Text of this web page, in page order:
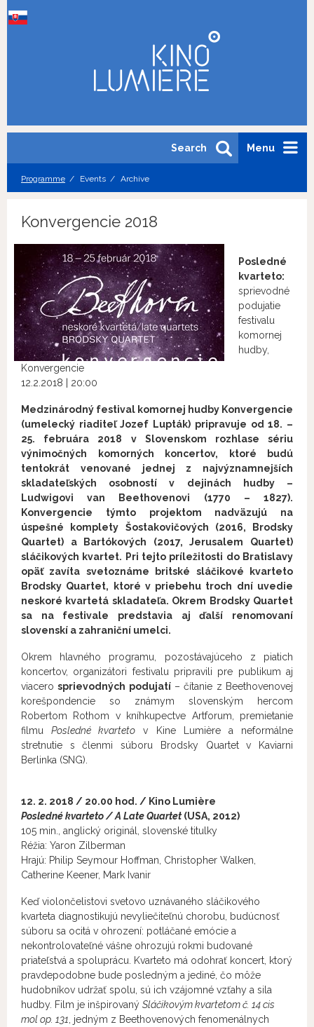
Menu
Search
Programme Events Archive
Konvergencie 2018
Posledné
kvarteto:
sprievodné
podujatie
festivalu
komornej
hudby,
Konvergencie
12.2.2018 | 20:00
Medzinárodný festival komornej hudby Konvergencie
(umelecký riaditeľ Jozef Lupták) pripravuje od 18. –
25. februára 2018 v Slovenskom rozhlase sériu
výnimočných komorných koncertov, ktoré budú
tentokrát venované jednej z najvýznamnejších
skladateľských osobností v dejinách hudby –
Ludwigovi van Beethovenovi (1770 – 1827).
Konvergencie týmto projektom nadväzujú na
úspešné komplety Šostakovičových (2016, Brodsky
Quartet) a Bartókových (2017, Jerusalem Quartet)
sláčikových kvartet. Pri tejto príležitosti do Bratislavy
opäť zavíta svetoznáme britské sláčikové kvarteto
Brodsky Quartet, ktoré v priebehu troch dní uvedie
neskoré kvartetá skladateľa. Okrem Brodsky Quartet
sa na festivale predstavia aj ďalší renomovaní
slovenskí a zahraniční umelci.
Okrem hlavného programu, pozostávajúceho z piatich
koncertov, organizátori festivalu pripravili pre publikum aj
viacerosprievodných podujatí– čítanie z Beethovenovej
korešpondencie so známym slovenským hercom
Robertom Rothom v kníhkupectve Artforum, premietanie
filmuPosledné kvarteto v Kine Lumière a neformálne
stretnutie s členmi súboru Brodsky Quartet v Kaviarni
Berlinka (SNG).
12. 2. 2018 / 20.00 hod. / Kino Lumière
Posledné kvarteto / A Late Quartet(USA, 2012)
105 min., anglický originál, slovenské titulky
Réžia: Yaron Zilberman
Hrajú: Philip Seymour Hoffman, Christopher Walken,
Catherine Keener, Mark Ivanir
Keď violončelistovi svetovo uznávaného sláčikového
kvarteta diagnostikujú nevyliečiteľnú chorobu, budúcnosť
súboru sa ocitá v ohrození: potláčané emócie a
nekontrolovateľné vášne ohrozujú rokmi budované
priateľstvá a spoluprácu. Kvarteto má odohrať koncert, ktorý
pravdepodobne bude posledným a jediné, čo môže
hudobníkov udržať spolu, sú ich vzájomné vzťahy a sila
hudby. Film je inšpirovaný Sláčikovým kvartetom č. 14 cis
mol op. 131 , jedným z Beethovenových fenomenálnych